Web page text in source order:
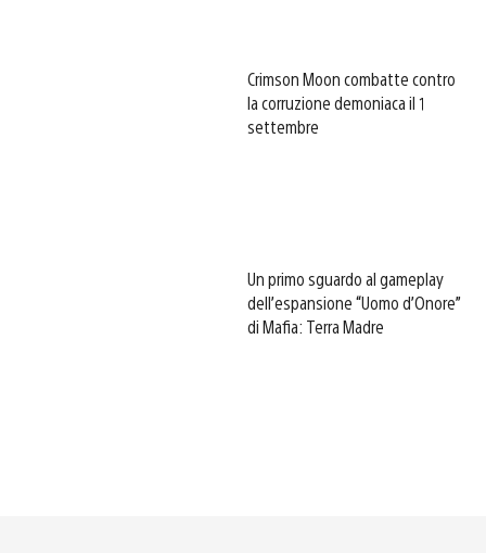
Crimson Moon combatte contro
la corruzione demoniaca il 1
settembre
Un primo sguardo al gameplay
dell’espansione “Uomo d’Onore”
di Mafia: Terra Madre